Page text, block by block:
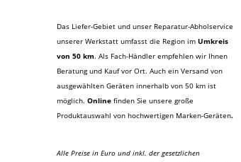
Das Liefer-Gebiet und unser Reparatur-Abholservice
unserer Werkstatt umfasst die Region im Umkreis
von 50 km. Als Fach-Händler empfehlen wir Ihnen
Beratung und Kauf vor Ort. Auch ein Versand von
ausgewählten Geräten innerhalb von 50 km ist
möglich. Online finden Sie unsere große
Produktauswahl von hochwertigen Marken-Geräten.
Alle Preise in Euro und inkl. der gesetzlichen